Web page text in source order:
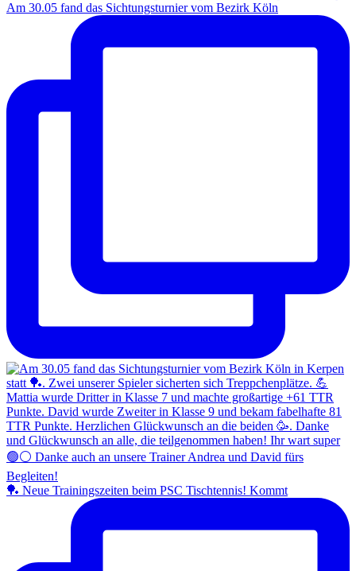
Am 30.05 fand das Sichtungsturnier vom Bezirk Köln
🏓 Neue Trainingszeiten beim PSC Tischtennis! Kommt